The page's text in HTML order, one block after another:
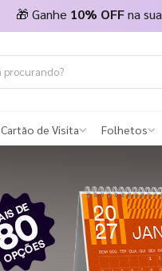
🎁 Ganhe 10% OFFna sua
Cartão de Visita Folhetos